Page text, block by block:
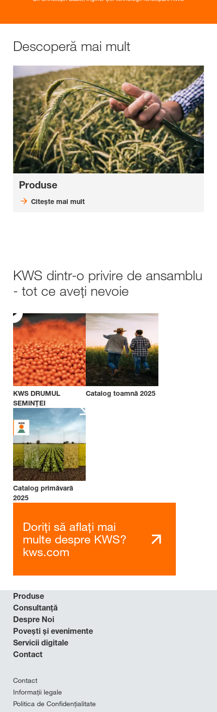
Descoperă mai mult
Produse
Citeşte mai mult
KWS dintr-o privire de ansamblu
- tot ce aveți nevoie
KWS DRUMUL
SEMINȚEI
Catalog toamnă 2025
Catalog primăvară
2025
Doriți să aflați mai
multe despre KWS?
kws.com
Produse
Consultanță
Despre Noi
Povești și evenimente
Servicii digitale
Contact
Contact
Informații legale
Politica de Confidențialitate